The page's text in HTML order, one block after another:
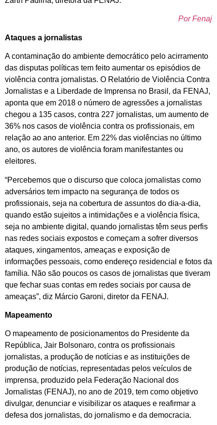
Por Fenaj
Ataques a jornalistas
A contaminação do ambiente democrático pelo acirramento
das disputas políticas tem feito aumentar os episódios de
violência contra jornalistas. O Relatório de Violência Contra
Jornalistas e a Liberdade de Imprensa no Brasil, da FENAJ,
aponta que em 2018 o número de agressões a jornalistas
chegou a 135 casos, contra 227 jornalistas, um aumento de
36% nos casos de violência contra os profissionais, em
relação ao ano anterior. Em 22% das violências no último
ano, os autores de violência foram manifestantes ou
eleitores.
“Percebemos que o discurso que coloca jornalistas como
adversários tem impacto na segurança de todos os
profissionais, seja na cobertura de assuntos do dia-a-dia,
quando estão sujeitos a intimidações e a violência física,
seja no ambiente digital, quando jornalistas têm seus perfis
nas redes sociais expostos e começam a sofrer diversos
ataques, xingamentos, ameaças e exposição de
informações pessoais, como endereço residencial e fotos da
família. Não são poucos os casos de jornalistas que tiveram
que fechar suas contas em redes sociais por causa de
ameaças”, diz Márcio Garoni, diretor da FENAJ.
Mapeamento
O mapeamento de posicionamentos do Presidente da
República, Jair Bolsonaro, contra os profissionais
jornalistas, a produção de notícias e as instituições de
produção de notícias, representadas pelos veículos de
imprensa, produzido pela Federação Nacional dos
Jornalistas (FENAJ), no ano de 2019, tem como objetivo
divulgar, denunciar e visibilizar os ataques e reafirmar a
defesa dos jornalistas, do jornalismo e da democracia.